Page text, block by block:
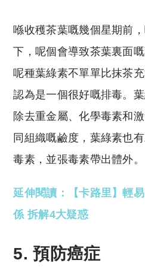
喺收穫茶葉嘅幾個星期前
下，呢個會導致茶葉裏面
呢種葉綠素不單單比抹茶
認為是一個很好嘅排毒。
除去重金屬、化學毒素和
同組織嘅鹼度，葉綠素也
毒素，並張毒素帶出體外。
延伸閱讀：【卡路里】輕
係 拆解4大疑惑
5. 預防癌症